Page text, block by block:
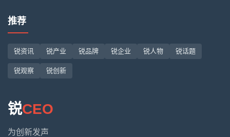
推荐
锐资讯 锐产业 锐品牌 锐企业 锐人物 锐话题
锐观察 锐创新
锐CEO
为创新发声